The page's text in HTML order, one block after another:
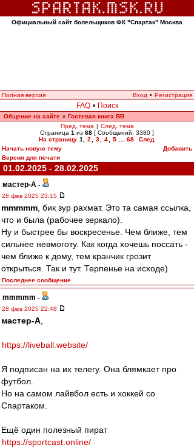
Официальный сайт болельщиков ФК "Спартак" Москва
Полная версия Вход • Регистрация
FAQ • Поиск
Общение на сайте » Гостевая книга ВВ
Пред. тема | След. тема
Страница 1 из 68 [ Сообщений: 3380 ]
На страницу 1 2 3 4 5 68
След.
Начать новую тему
Добавить
Версия для печати
01.02.2025 - 28.02.2025
мастер-А -
28 фев 2025 23:15
mmmmm , бик зур рахмат. Это та самая ссылка,
что и была (рабочее зеркало).
Ну и быстрее бы воскресенье. Чем ближе, тем
сильнее невмоготу. Как когда хочешь поссать -
чем ближе к дому, тем кранчик грозит
открыться. Так и тут. Терпенье на исходе)
Последнее сообщение
mmmmm -
28 фев 2025 22:48
мастер-А
https://liveball.website/
Я подписан на их телегу. Она блямкает про
футбол.
Но на самом лайвбол есть и хоккей со
Спартаком.
Ещё один полезный пират
https://sportcast.online/